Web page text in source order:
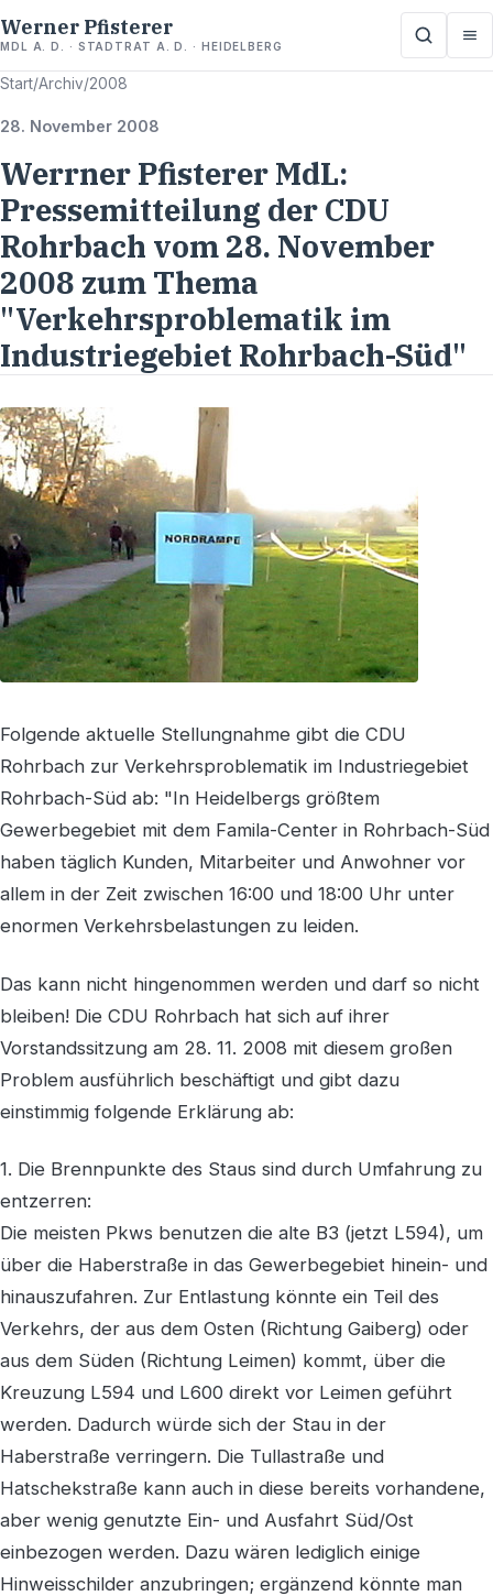
Werner Pfisterer
MDL A. D. · STADTRAT A. D. · HEIDELBERG
Start/Archiv/2008
28. November 2008
Werrner Pfisterer MdL:
Pressemitteilung der CDU
Rohrbach vom 28. November
2008 zum Thema
"Verkehrsproblematik im
Industriegebiet Rohrbach-Süd"
Folgende aktuelle Stellungnahme gibt die CDU
Rohrbach zur Verkehrsproblematik im Industriegebiet
Rohrbach-Süd ab: "In Heidelbergs größtem
Gewerbegebiet mit dem Famila-Center in Rohrbach-Süd
haben täglich Kunden, Mitarbeiter und Anwohner vor
allem in der Zeit zwischen 16:00 und 18:00 Uhr unter
enormen Verkehrsbelastungen zu leiden.
Das kann nicht hingenommen werden und darf so nicht
bleiben! Die CDU Rohrbach hat sich auf ihrer
Vorstandssitzung am 28. 11. 2008 mit diesem großen
Problem ausführlich beschäftigt und gibt dazu
einstimmig folgende Erklärung ab:
1. Die Brennpunkte des Staus sind durch Umfahrung zu
entzerren:
Die meisten Pkws benutzen die alte B3 (jetzt L594), um
über die Haberstraße in das Gewerbegebiet hinein- und
hinauszufahren. Zur Entlastung könnte ein Teil des
Verkehrs, der aus dem Osten (Richtung Gaiberg) oder
aus dem Süden (Richtung Leimen) kommt, über die
Kreuzung L594 und L600 direkt vor Leimen geführt
werden. Dadurch würde sich der Stau in der
Haberstraße verringern. Die Tullastraße und
Hatschekstraße kann auch in diese bereits vorhandene,
aber wenig genutzte Ein- und Ausfahrt Süd/Ost
einbezogen werden. Dazu wären lediglich einige
Hinweisschilder anzubringen; ergänzend könnte man